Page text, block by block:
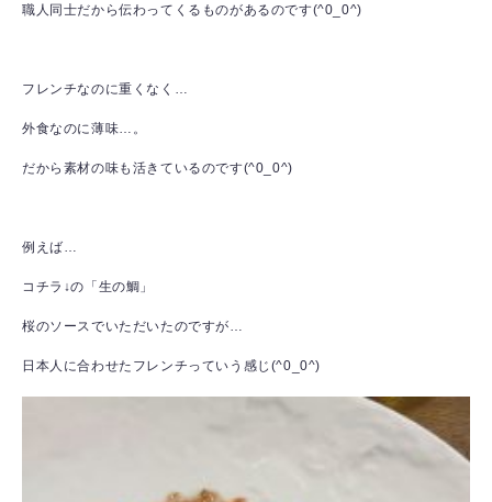
職人同士だから伝わってくるものがあるのです(^0_0^)
フレンチなのに重くなく…
外食なのに薄味…。
だから素材の味も活きているのです(^0_0^)
例えば…
コチラ↓の「生の鯛」
桜のソースでいただいたのですが…
日本人に合わせたフレンチっていう感じ(^0_0^)